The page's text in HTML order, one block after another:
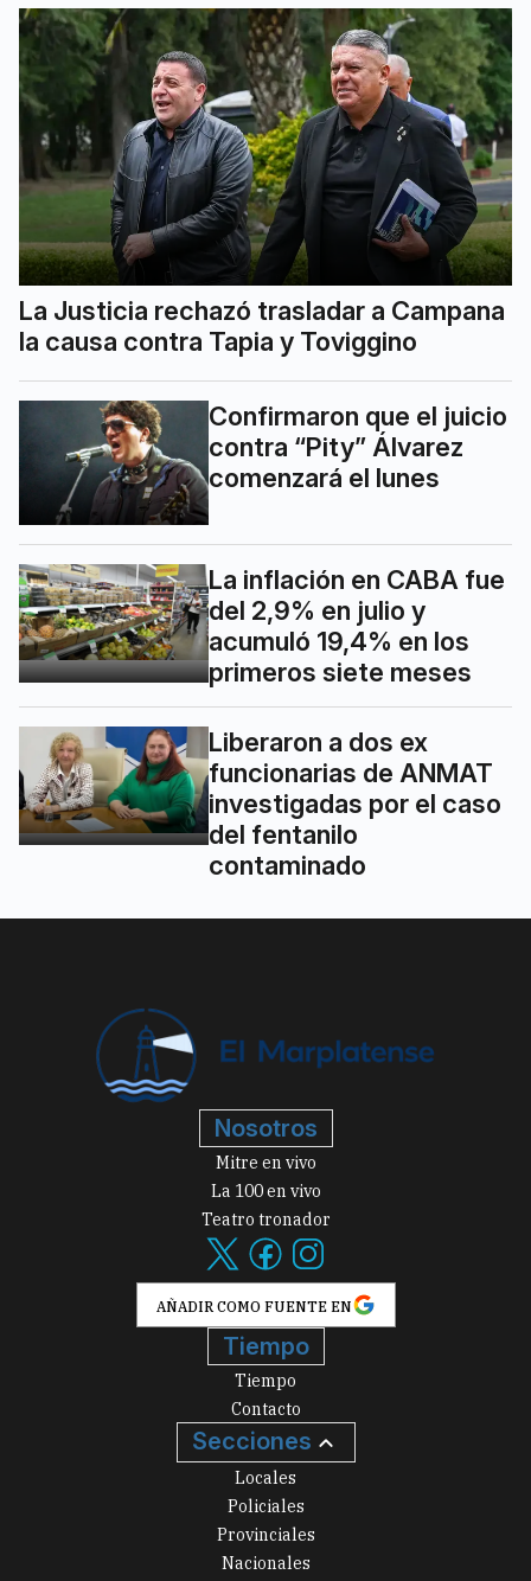
La Justicia rechazó trasladar a Campana
la causa contra Tapia y Toviggino
Confirmaron que el juicio
contra “Pity” Álvarez
comenzará el lunes
La inflación en CABA fue
del 2,9% en julio y
acumuló 19,4% en los
primeros siete meses
Liberaron a dos ex
funcionarias de ANMAT
investigadas por el caso
del fentanilo
contaminado
Nosotros
Mitre en vivo
La 100 en vivo
Teatro tronador
AÑADIR COMO FUENTE EN
Tiempo
Tiempo
Contacto
Secciones
Locales
Policiales
Provinciales
Nacionales